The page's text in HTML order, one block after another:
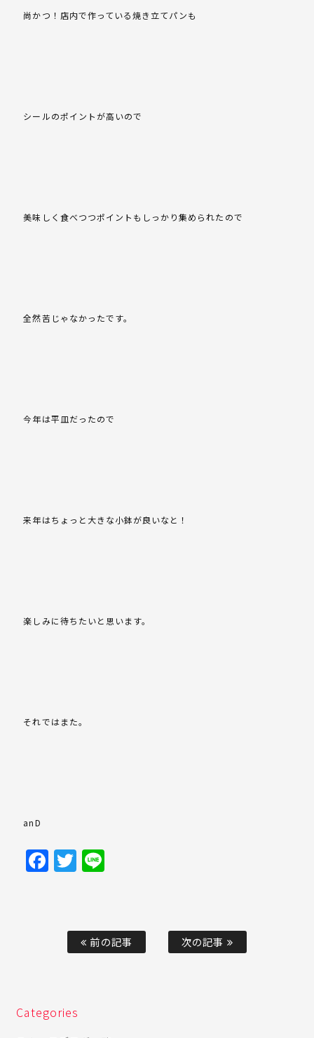
尚かつ！店内で作っている焼き立てパンも
シールのポイントが高いので
美味しく食べつつポイントもしっかり集められたので
全然苦じゃなかったです。
今年は平皿だったので
来年はちょっと大きな小鉢が良いなと！
楽しみに待ちたいと思います。
それではまた。
anD
Facebook
Twitter
前の記事 次の記事
Categories